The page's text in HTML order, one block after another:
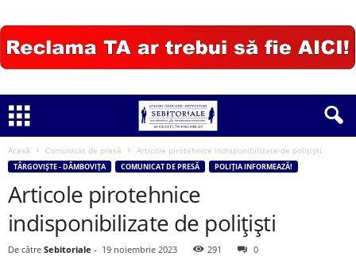
Acasă Comunicat de presă Articole pirotehnice indisponibilizate de polițiști
TÂRGOVIȘTE - DÂMBOVIȚA COMUNICAT DE PRESĂ POLIȚIA INFORMEAZĂ!
Articole pirotehnice
indisponibilizate de polițiști
De către Sebitoriale - 19 noiembrie 2023 291 0